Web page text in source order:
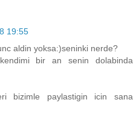
19:55
aldin yoksa:)seninki nerde?
bir an senin dolabinda
bizimle paylastigin icin sana